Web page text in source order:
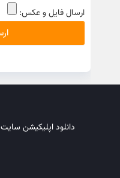
ارسال فایل و عکس:
دانلود اپلیکیشن سایت